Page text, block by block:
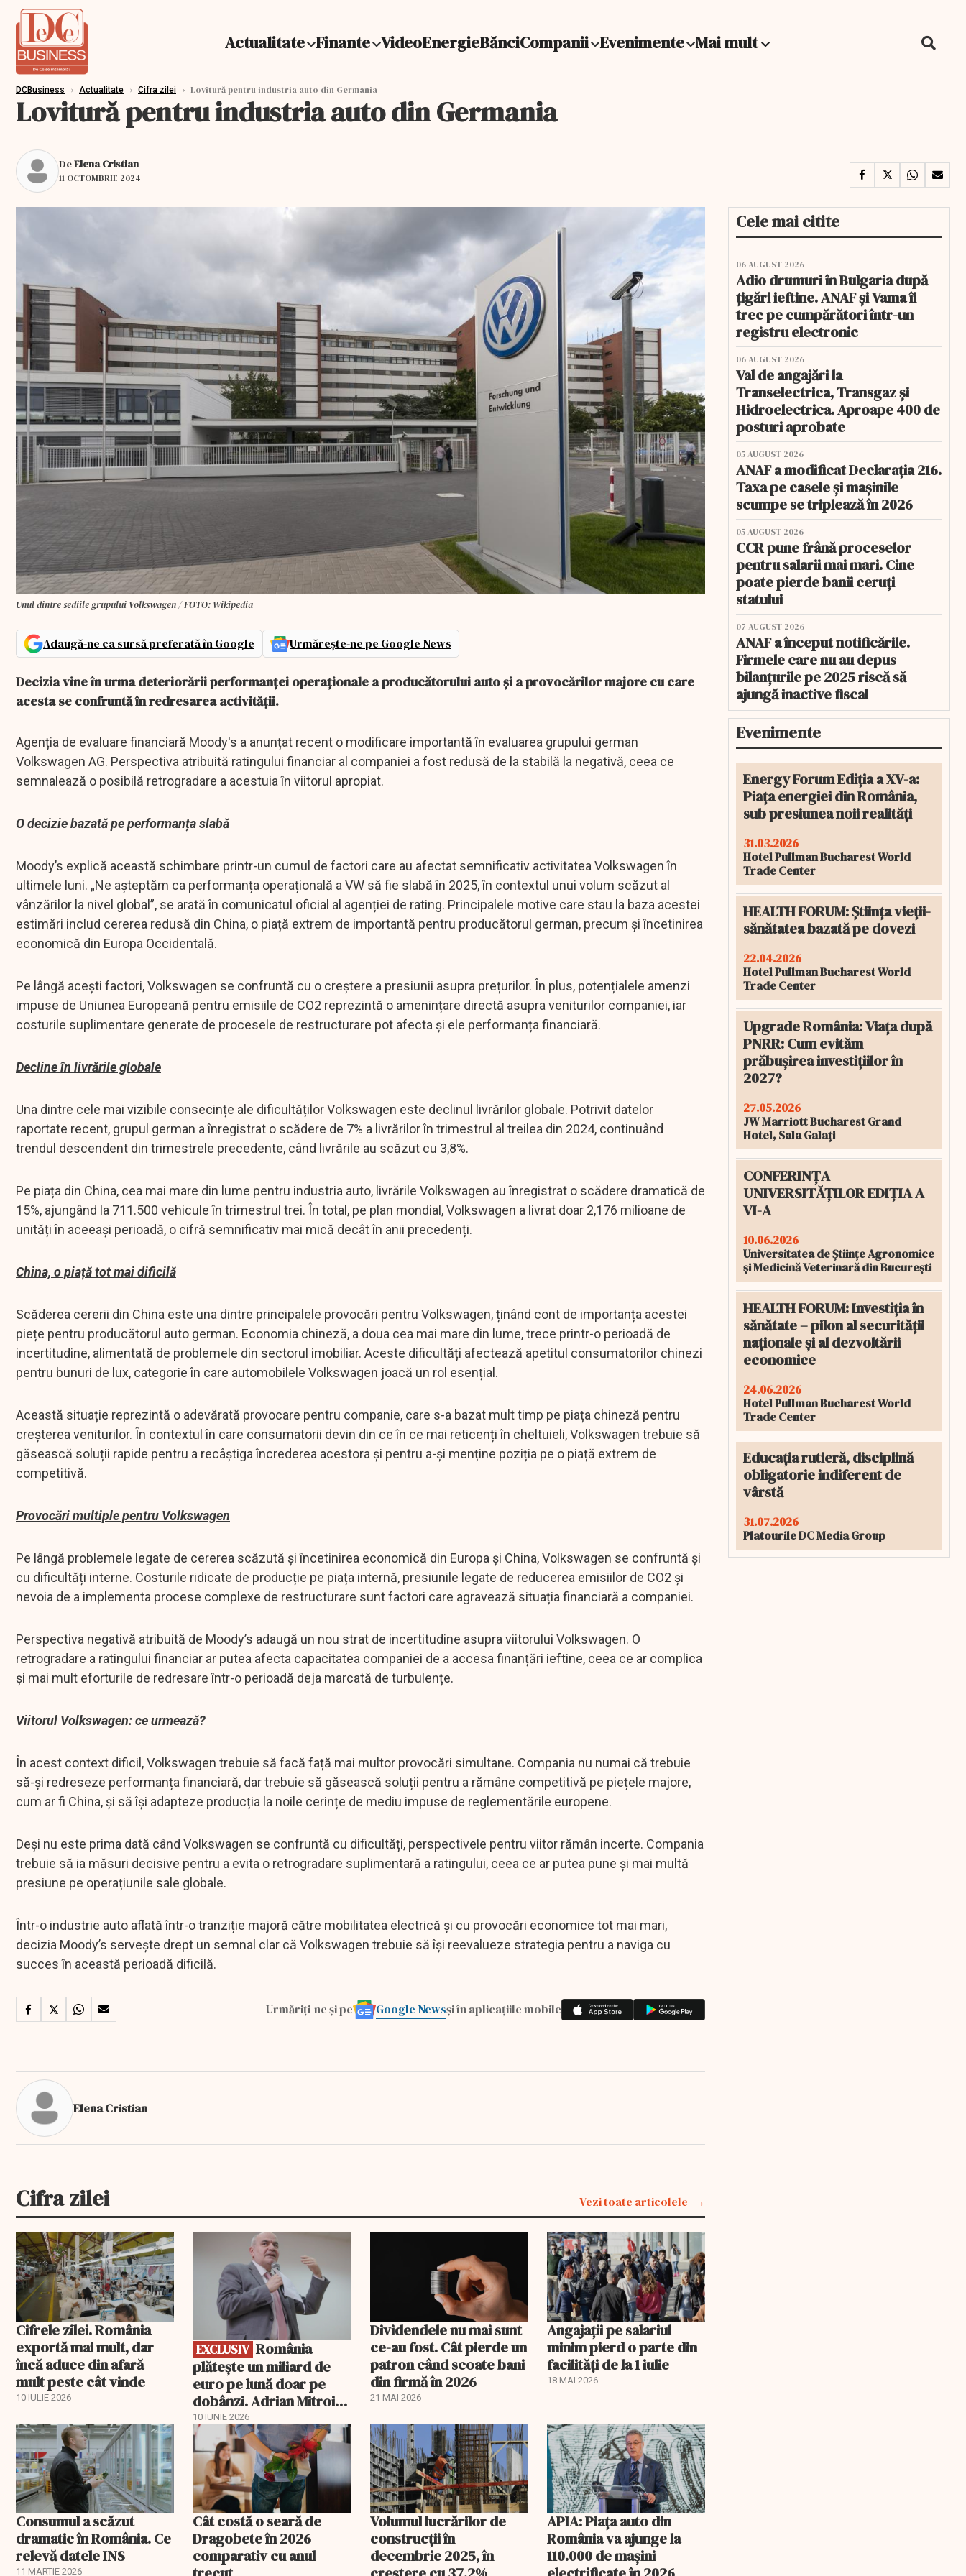
Actualitate Finante VideoEnergieBănciCompanii Evenimente Mai mult
DCBusiness › Actualitate › Cifra zilei › Lovitură pentru industria auto din Germania
Lovitură pentru industria auto din Germania
DeElena Cristian
11 OCTOMBRIE 2024
Unul dintre sediile grupului Volkswagen / FOTO: Wikipedia
Adaugă-ne ca sursă preferată în Google Urmărește-ne pe Google News
Decizia vine în urma deteriorării performanței operaționale a producătorului auto și a provocărilor majore cu care
acesta se confruntă în redresarea activității.
Agenția de evaluare financiară Moody's a anunțat recent o modificare importantă în evaluarea grupului german
Volkswagen AG. Perspectiva atribuită ratingului financiar al companiei a fost redusă de la stabilă la negativă, ceea ce
semnalează o posibilă retrogradare a acestuia în viitorul apropiat.
O decizie bazată pe performanța slabă
Moody’s explică această schimbare printr-un cumul de factori care au afectat semnificativ activitatea Volkswagen în
ultimele luni. „Ne așteptăm ca performanța operațională a VW să fie slabă în 2025, în contextul unui volum scăzut al
vânzărilor la nivel global”, se arată în comunicatul oficial al agenției de rating. Principalele motive care stau la baza acestei
estimări includ cererea redusă din China, o piață extrem de importantă pentru producătorul german, precum și încetinirea
economică din Europa Occidentală.
Pe lângă acești factori, Volkswagen se confruntă cu o creștere a presiunii asupra prețurilor. În plus, potențialele amenzi
impuse de Uniunea Europeană pentru emisiile de CO2 reprezintă o amenințare directă asupra veniturilor companiei, iar
costurile suplimentare generate de procesele de restructurare pot afecta și ele performanța financiară.
Decline în livrările globale
Una dintre cele mai vizibile consecințe ale dificultăților Volkswagen este declinul livrărilor globale. Potrivit datelor
raportate recent, grupul german a înregistrat o scădere de 7% a livrărilor în trimestrul al treilea din 2024, continuând
trendul descendent din trimestrele precedente, când livrările au scăzut cu 3,8%.
Pe piața din China, cea mai mare din lume pentru industria auto, livrările Volkswagen au înregistrat o scădere dramatică de
15%, ajungând la 711.500 vehicule în trimestrul trei. În total, pe plan mondial, Volkswagen a livrat doar 2,176 milioane de
unități în aceeași perioadă, o cifră semnificativ mai mică decât în anii precedenți.
China, o piață tot mai dificilă
Scăderea cererii din China este una dintre principalele provocări pentru Volkswagen, ținând cont de importanța acestei
piețe pentru producătorul auto german. Economia chineză, a doua cea mai mare din lume, trece printr-o perioadă de
incertitudine, alimentată de problemele din sectorul imobiliar. Aceste dificultăți afectează apetitul consumatorilor chinezi
pentru bunuri de lux, categorie în care automobilele Volkswagen joacă un rol esențial.
Această situație reprezintă o adevărată provocare pentru companie, care s-a bazat mult timp pe piața chineză pentru
creșterea veniturilor. În contextul în care consumatorii devin din ce în ce mai reticenți în cheltuieli, Volkswagen trebuie să
găsească soluții rapide pentru a recâștiga încrederea acestora și pentru a-și menține poziția pe o piață extrem de
competitivă.
Provocări multiple pentru Volkswagen
Pe lângă problemele legate de cererea scăzută și încetinirea economică din Europa și China, Volkswagen se confruntă și
cu dificultăți interne. Costurile ridicate de producție pe piața internă, presiunile legate de reducerea emisiilor de CO2 și
nevoia de a implementa procese complexe de restructurare sunt factori care agravează situația financiară a companiei.
Perspectiva negativă atribuită de Moody’s adaugă un nou strat de incertitudine asupra viitorului Volkswagen. O
retrogradare a ratingului financiar ar putea afecta capacitatea companiei de a accesa finanțări ieftine, ceea ce ar complica
și mai mult eforturile de redresare într-o perioadă deja marcată de turbulențe.
Viitorul Volkswagen: ce urmează?
În acest context dificil, Volkswagen trebuie să facă față mai multor provocări simultane. Compania nu numai că trebuie
să-și redreseze performanța financiară, dar trebuie să găsească soluții pentru a rămâne competitivă pe piețele majore,
cum ar fi China, și să își adapteze producția la noile cerințe de mediu impuse de reglementările europene.
Deși nu este prima dată când Volkswagen se confruntă cu dificultăți, perspectivele pentru viitor rămân incerte. Compania
trebuie să ia măsuri decisive pentru a evita o retrogradare suplimentară a ratingului, ceea ce ar putea pune și mai multă
presiune pe operațiunile sale globale.
Într-o industrie auto aflată într-o tranziție majoră către mobilitatea electrică și cu provocări economice tot mai mari,
decizia Moody’s servește drept un semnal clar că Volkswagen trebuie să își reevalueze strategia pentru a naviga cu
succes în această perioadă dificilă.
Urmăriți-ne și pe Google Newsși în aplicațiile mobile
Elena Cristian
Cifra zilei Vezi toate articolele
Cifrele zilei. România
exportă mai mult, dar
încă aduce din afară
mult peste cât vinde
10 IULIE 2026
EXCLUSIV
EXCLUSIV România
plătește un miliard de
euro pe lună doar pe
dobânzi. Adrian Mitroi:
O datorie publică
„insurmontabilă”
10 IUNIE 2026
Dividendele nu mai sunt
ce-au fost. Cât pierde un
patron când scoate bani
din firmă în 2026
21 MAI 2026
Angajații pe salariul
minim pierd o parte din
facilități de la 1 iulie
18 MAI 2026
Consumul a scăzut
dramatic în România. Ce
relevă datele INS
11 MARTIE 2026
Cât costă o seară de
Dragobete în 2026
comparativ cu anul
Volumul lucrărilor de
construcții în
decembrie 2025, în
APIA: Piața auto din
România va ajunge la
110.000 de mașini
Cele mai citite
06 AUGUST 2026
Adio drumuri în Bulgaria după
țigări ieftine. ANAF și Vama îi
trec pe cumpărători într-un
registru electronic
06 AUGUST 2026
Val de angajări la
Transelectrica, Transgaz și
Hidroelectrica. Aproape 400 de
posturi aprobate
05 AUGUST 2026
ANAF a modificat Declarația 216.
Taxa pe casele și mașinile
scumpe se triplează în 2026
05 AUGUST 2026
CCR pune frână proceselor
pentru salarii mai mari. Cine
poate pierde banii ceruți
statului
07 AUGUST 2026
ANAF a început notificările.
Firmele care nu au depus
bilanțurile pe 2025 riscă să
ajungă inactive fiscal
Evenimente
Energy Forum Ediția a XV-a:
Piața energiei din România,
sub presiunea noii realități
31.03.2026
Hotel Pullman Bucharest World
Trade Center
HEALTH FORUM: Știința vieții-
sănătatea bazată pe dovezi
22.04.2026
Hotel Pullman Bucharest World
Trade Center
Upgrade România: Viața după
PNRR: Cum evităm
prăbușirea investițiilor în
2027?
27.05.2026
JW Marriott Bucharest Grand
Hotel, Sala Galați
CONFERINȚA
UNIVERSITĂȚILOR EDIȚIA A
VI-A
10.06.2026
Universitatea de Științe Agronomice
și Medicină Veterinară din București
HEALTH FORUM: Investiția în
sănătate – pilon al securității
naționale și al dezvoltării
economice
24.06.2026
Hotel Pullman Bucharest World
Trade Center
Educația rutieră, disciplină
obligatorie indiferent de
vârstă
31.07.2026
Platourile DC Media Group